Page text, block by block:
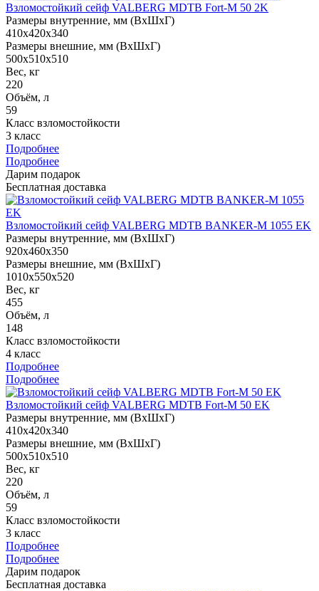
Взломостойкий сейф VALBERG MDTB Fort-M 50 2K
Размеры внутренние, мм (ВхШхГ)
410x420x340
Размеры внешние, мм (ВхШхГ)
500x510x510
Вес, кг
220
Объём, л
59
Класс взломостойкости
3 класс
Подробнее
Подробнее
Дарим подарок
Бесплатная доставка
Взломостойкий сейф VALBERG MDTB BANKER-M 1055 EK
Размеры внутренние, мм (ВхШхГ)
920x460x350
Размеры внешние, мм (ВхШхГ)
1010x550x520
Вес, кг
455
Объём, л
148
Класс взломостойкости
4 класс
Подробнее
Подробнее
Взломостойкий сейф VALBERG MDTB Fort-M 50 EK
Размеры внутренние, мм (ВхШхГ)
410x420x340
Размеры внешние, мм (ВхШхГ)
500x510x510
Вес, кг
220
Объём, л
59
Класс взломостойкости
3 класс
Подробнее
Подробнее
Дарим подарок
Бесплатная доставка